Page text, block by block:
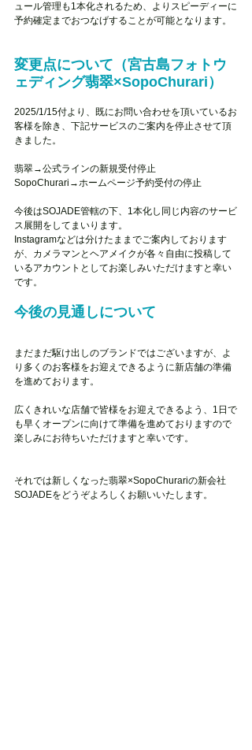
ュール管理も1本化されるため、よりスピーディーに
予約確定までおつなげすることが可能となります。
変更点について（宮古島フォトウ
ェディング翡翠×SopoChurari）
2025/1/15付より、既にお問い合わせを頂いているお
客様を除き、下記サービスのご案内を停止させて頂
きました。
翡翠→公式ラインの新規受付停止
SopoChurari→ホームページ予約受付の停止
今後はSOJADE管轄の下、1本化し同じ内容のサービ
ス展開をしてまいります。
Instagramなどは分けたままでご案内しております
が、カメラマンとヘアメイクが各々自由に投稿して
いるアカウントとしてお楽しみいただけますと幸い
です。
今後の見通しについて
まだまだ駆け出しのブランドではございますが、よ
り多くのお客様をお迎えできるように新店舗の準備
を進めております。
広くきれいな店舗で皆様をお迎えできるよう、1日で
も早くオープンに向けて準備を進めておりますので
楽しみにお待ちいただけますと幸いです。
それでは新しくなった翡翠×SopoChurariの新会社
SOJADEをどうぞよろしくお願いいたします。